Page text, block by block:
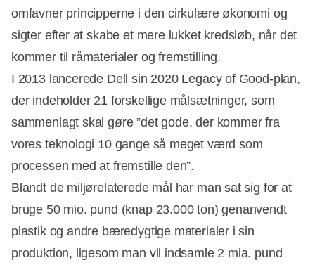
omfavner principperne i den cirkulære økonomi og
sigter efter at skabe et mere lukket kredsløb, når det
kommer til råmaterialer og fremstilling.
I 2013 lancerede Dell sin 2020 Legacy of Good-plan,
der indeholder 21 forskellige målsætninger, som
sammenlagt skal gøre ”det gode, der kommer fra
vores teknologi 10 gange så meget værd som
processen med at fremstille den”.
Blandt de miljørelaterede mål har man sat sig for at
bruge 50 mio. pund (knap 23.000 ton) genanvendt
plastik og andre bæredygtige materialer i sin
produktion, ligesom man vil indsamle 2 mia. pund